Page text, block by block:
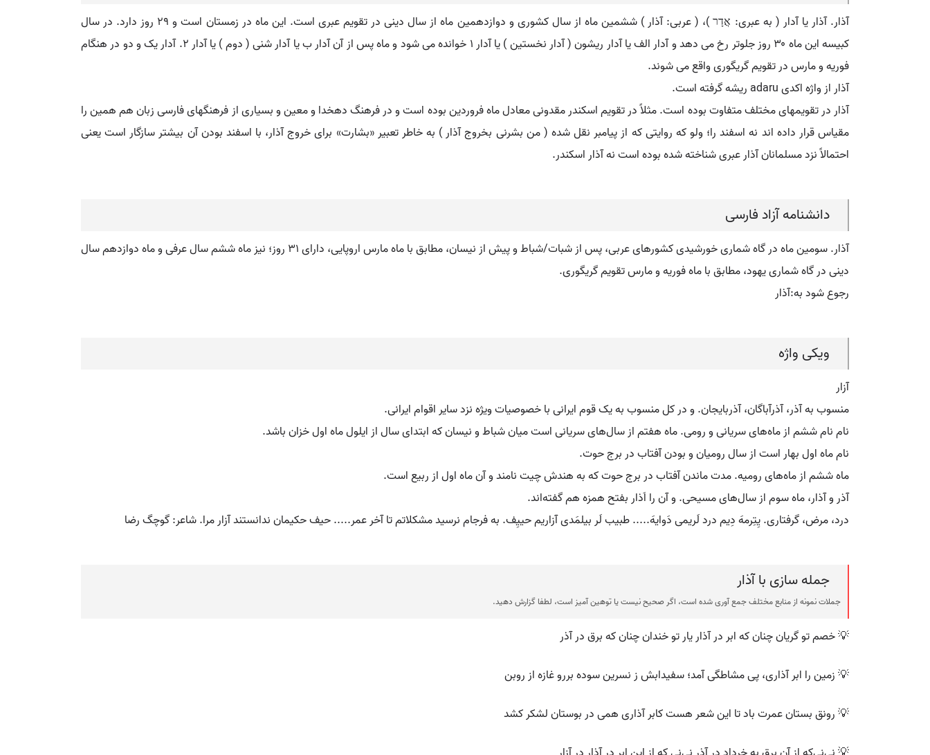
آذار. آذار یا آدار ( به عبری: אֲדָר )، ( عربی: آذار ) ششمین ماه از سال کشوری و دوازدهمین ماه از سال دینی در تقویم عبری است. این ماه در زمستان است و ۲۹ روز دارد. در سال
کبیسه این ماه ۳۰ روز جلوتر رخ می دهد و آدار الف یا آدار ریشون ( آدار نخستین ) یا آدار ۱ خوانده می شود و ماه پس از آن آدار ب یا آدار شنی ( دوم ) یا آدار ۲. آدار یک و دو در هنگام
فوریه و مارس در تقویم گریگوری واقع می شوند.
آذار از واژه اکدی adaru ریشه گرفته است.
آذار در تقویمهای مختلف متفاوت بوده است. مثلاً در تقویم اسکندر مقدونی معادل ماه فروردین بوده است و در فرهنگ دهخدا و معین و بسیاری از فرهنگهای فارسی زبان هم همین را
مقیاس قرار داده اند نه اسفند را؛ ولو که روایتی که از پیامبر نقل شده ( من بشرنی بخروج آذار ) به خاطر تعبیر «بشارت» برای خروج آذار، با اسفند بودن آن بیشتر سازگار است یعنی
احتمالاً نزد مسلمانان آذار عبری شناخته شده بوده است نه آذار اسکندر.
دانشنامه آزاد فارسی
آذار. سومین ماه در گاه شماری خورشیدی کشورهای عربی، پس از شبات/شباط و پیش از نیسان، مطابق با ماه مارس اروپایی، دارای ۳۱ روز؛ نیز ماه ششم سال عرفی و ماه دوازدهم سال
دینی در گاه شماری یهود، مطابق با ماه فوریه و مارس تقویم گریگوری.
رجوع شود به:آذار
ویکی واژه
آزار
منسوب به آذر، آذرآباگان، آذربایجان. و در کل منسوب به یک قوم ایرانی با خصوصیات ویژه نزد سایر اقوام ایرانی.
نام نام ششم از ماه‌های سریانی و رومی. ماه هفتم از سال‌های سریانی است میان شباط و نیسان که ابتدای سال از ایلول ماه اول خزان باشد.
نام ماه اول بهار است از سال رومیان و بودن آفتاب در برج حوت.
ماه ششم از ماه‌های رومیه. مدت ماندن آفتاب در برج حوت که به هندش چیت نامند و آن ماه اول از ربیع است.
آذر و آذار، ماه سوم از سال‌های مسیحی. و آن را اَذار بفتح همزه هم گفته‌اند.
درد، مرض، گرفتاری. یِتِرمهَ دِیم درد لَریمی دَوایهَ...‌.. طبیب لَر بیلمَدی آزاریم حییِف. به فرجام نرسید مشکلاتم تا آخر عمر..... حیف حکیمان ندانستند آزار مرا. شاعر: گوچگ رضا
جمله سازی با آذار
جملات نمونه از منابع مختلف جمع آوری شده است، اگر صحیح نیست یا توهین آمیز است، لطفا گزارش دهید.
💡 خصم تو گریان چنان‌ که ابر در آذار یار تو خندان چنان‌ که برق در آذر
💡 زمین را ابر آذاری، پی مشاطگی آمد؛ سفیدابش ز نسرین سوده بررو غازه از روبن
💡 رونق بستان عمرت باد تا این شعر هست کابر آذاری همی در بوستان لشکر کشد